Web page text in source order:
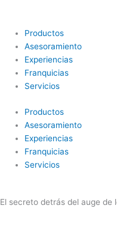
contenidoProductos
Asesoramiento
Experiencias
Franquicias
Servicios
Productos
Asesoramiento
Experiencias
Franquicias
Servicios
El secreto detrás del auge de